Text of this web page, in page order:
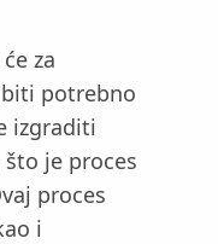
za
potrebno
izgraditi
je proces
proces
i